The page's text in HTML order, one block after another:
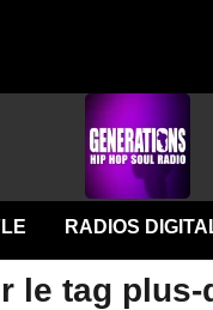
RADIOS
le tag